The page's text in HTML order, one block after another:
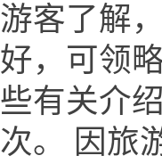
游客了解
好，可领
些有关介
次。 因旅